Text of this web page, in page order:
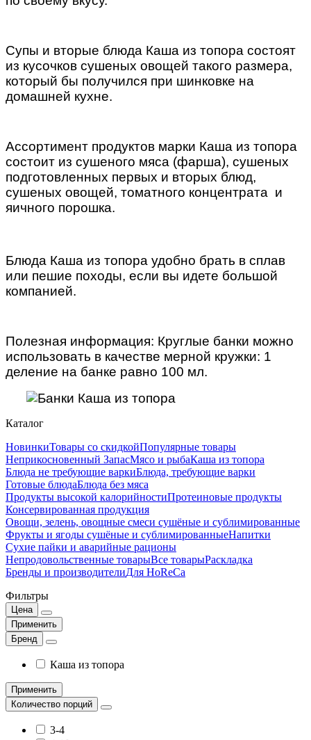
Супы и вторые блюда Каша из топора состоят
из кусочков сушеных овощей такого размера,
который бы получился при шинковке на
домашней кухне.
Ассортимент продуктов марки Каша из топора
состоит из сушеного мяса (фарша), сушеных
подготовленных первых и вторых блюд,
сушеных овощей, томатного концентрата и
яичного порошка.
Блюда Каша из топора удобно брать в сплав
или пешие походы, если вы идете большой
компанией.
Полезная информация: Круглые банки можно
использовать в качестве мерной кружки: 1
деление на банке равно 100 мл.
Каталог
НовинкиТовары со скидкойПопулярные товары
Неприкосновенный ЗапасМясо и рыбаКаша из топора
Блюда не требующие варкиБлюда, требующие варки
Готовые блюдаБлюда без мяса
Продукты высокой калорийностиПротеиновые продукты
Консервированная продукция
Овощи, зелень, овощные смеси сушёные и сублимированные
Фрукты и ягоды сушёные и сублимированныеНапитки
Сухие пайки и аварийные рационы
Непродовольственные товарыВсе товарыРаскладка
Бренды и производителиДля HoReCa
Фильтры
Цена
Применить
Бренд
Каша из топора
Применить
Количество порций
3-4